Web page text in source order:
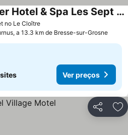
no Le Cloître
Best Western Premier Hotel & Spa Les Sept Fontaines
a 13.3 km de Bresse-sur-Grosne
Ver preços
Partilhar